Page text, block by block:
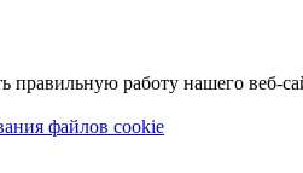
работу нашего веб-
файлов cookie